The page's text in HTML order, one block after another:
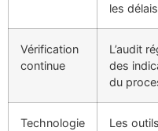
les
Vérification
continue
L’audit
des
du
Technologie
Les